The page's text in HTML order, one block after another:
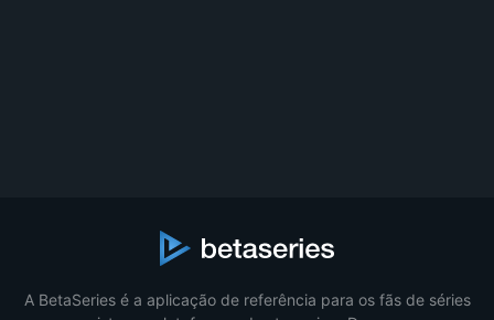
A BetaSeries é a aplicação de referência para os fãs de séries